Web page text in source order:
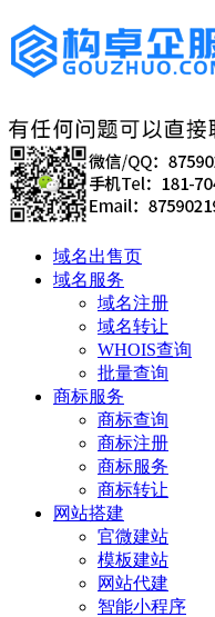
域名出售页
域名服务
域名注册
域名转让
WHOIS查询
批量查询
商标服务
商标查询
商标注册
商标服务
商标转让
网站搭建
官微建站
模板建站
网站代建
智能小程序